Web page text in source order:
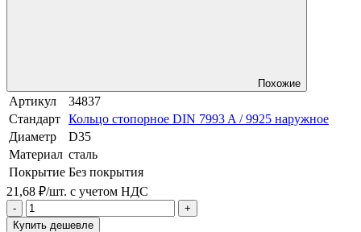
Похожие
Артикул
34837
Стандарт Кольцо стопорное DIN 7993 A / 9925 наружное
Диаметр
D35
Материал сталь
Покрытие Без покрытия
21,68 ₽/шт. с учетом НДС
-
+
Купить дешевле